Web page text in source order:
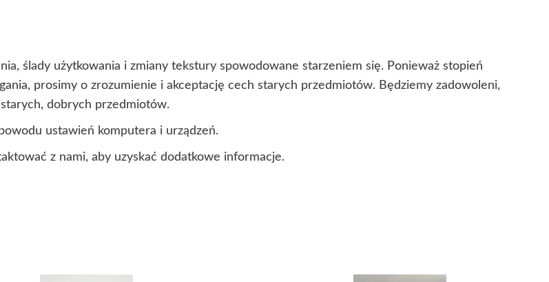
ślady użytkowania i zmiany tekstury spowodowane starzeniem się. Ponieważ stopień
prosimy o zrozumienie i akceptację cech starych przedmiotów. Będziemy zadowoleni,
dobrych przedmiotów.
ustawień komputera i urządzeń.
z nami, aby uzyskać dodatkowe informacje.